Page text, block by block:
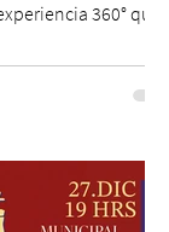
360° que
en vivo,
los universos más
su oferta
con la apertura de
temático